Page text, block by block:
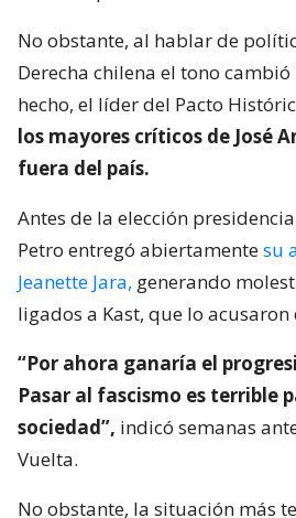
No obstante, al hablar de
Derecha chilena el tono
hecho, el líder del Pacto
los mayores críticos de José
fuera del país.
Antes de la elección
Petro entregó abiertamentesu
Jeanette Jara, generando
ligados a Kast, que lo acusaron
“Por ahora ganaría el
Pasar al fascismo es terrible
sociedad”, indicó semanas
Vuelta.
No obstante, la situación más